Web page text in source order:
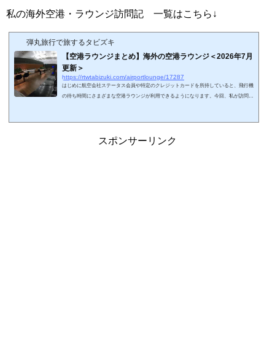
私の海外空港・ラウンジ訪問記 一覧はこちら↓
弾丸旅行で旅するタビズキ
【空港ラウンジまとめ】海外の空港ラウンジ＜2026年7月
更新＞
https://rtwtabizuki.com/airportlounge/17287
はじめに航空会社ステータス会員や特定のクレジットカードを所持していると、飛行機
の待ち時間にさまざまな空港ラウンジが利用できるようになります。今回、私が訪問し
ンジ訪問記 一覧はこちら↓スポンサーリンク (adsbygoogle = window.adsbygoogle || ).pu
スポンサーリンク